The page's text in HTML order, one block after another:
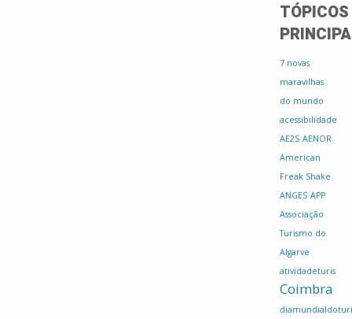
TÓPICOS
7 novas
maravilhas
do mundo
acessibilidade
AE2S AENOR
American
Freak Shake
ANGES APP
Associação
Turismo do
Algarve
atividadeturis
Coimbra